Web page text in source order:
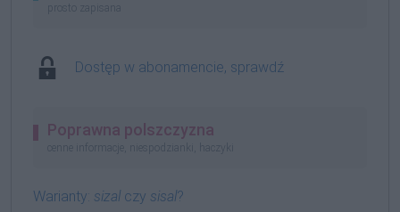
prosto zapisana
Dostęp w abonamencie, sprawdź
Poprawna polszczyzna
cenne informacje, niespodzianki, haczyki
Warianty: sizal czy sisal?